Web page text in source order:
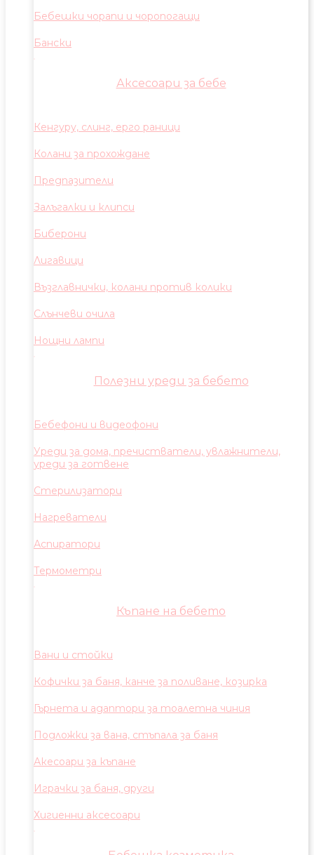
Бебешки чорапи и чоропогащи
Бански
Аксесоари за бебе
Кенгуру, слинг, ерго раници
Колани за прохождане
Предпазители
Залъгалки и клипси
Биберони
Лигавици
Възглавнички, колани против колики
Слънчеви очила
Нощни лампи
Полезни уреди за бебето
Бебефони и видеофони
Уреди за дома, пречистватели, увлажнители,
уреди за готвене
Стерилизатори
Нагреватели
Аспиратори
Термометри
Къпане на бебето
Вани и стойки
Кофички за баня, канче за поливане, козирка
Гърнета и адаптори за тоалетна чиния
Подложки за вана, стъпала за баня
Акесоари за къпане
Играчки за баня, други
Хигиенни аксесоари